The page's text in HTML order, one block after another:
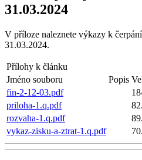
31.03.2024
V příloze naleznete výkazy k
31.03.2024.
Přílohy k článku
Jméno souboru
Popis
fin-2-12-03.pdf
priloha-1.q.pdf
rozvaha-1.q.pdf
vykaz-zisku-a-ztrat-1.q.pdf